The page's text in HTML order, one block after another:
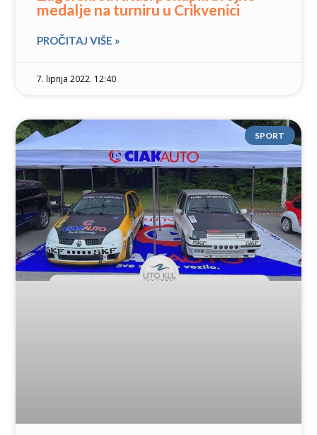
medalje na turniru u Crikvenici
PROČITAJ VIŠE »
7. lipnja 2022. 12:40
SPORT